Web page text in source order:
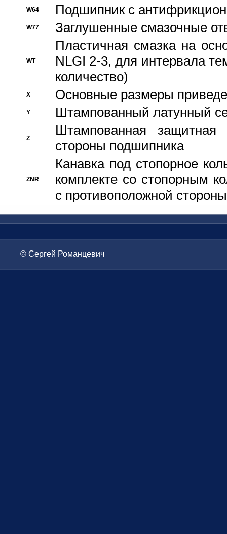
W64 Подшипник с
W77 Заглушенные смазочные
WT
Пластичная смазка на
NLGI 2-3, для интервала
количество)
X Основные размеры
Y Штампованный латунный
Z
Штампованная
стороны подшипника
ZNR
Канавка под стопорное
комплекте со стопорным
с противоположной стороны
© Сергей Романцевич